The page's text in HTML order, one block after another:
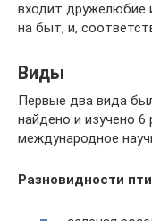
входит дружелюбие
на быт, и,
Виды
Первые два вида
найдено и изучено
международное
Разновидности